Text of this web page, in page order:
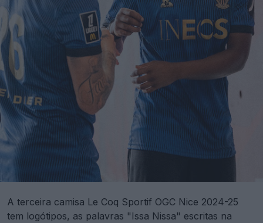
A terceira camisa Le Coq Sportif OGC Nice 2024-25
tem logótipos, as palavras "Issa Nissa" escritas na